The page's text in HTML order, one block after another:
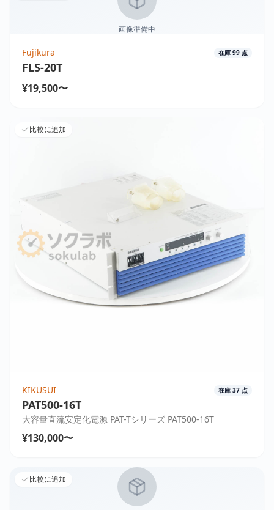
画像準備中
Fujikura 在庫 99 点
FLS-20T
¥19,500〜
比較に追加
KIKUSUI 在庫 37 点
PAT500-16T
大容量直流安定化電源 PAT-Tシリーズ PAT500-16T
¥130,000〜
比較に追加